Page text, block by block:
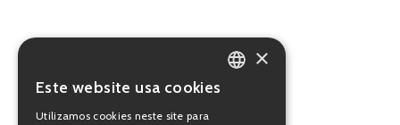
PORTUGUESE
×
Este website usa cookies
Utilizamos cookies neste site para